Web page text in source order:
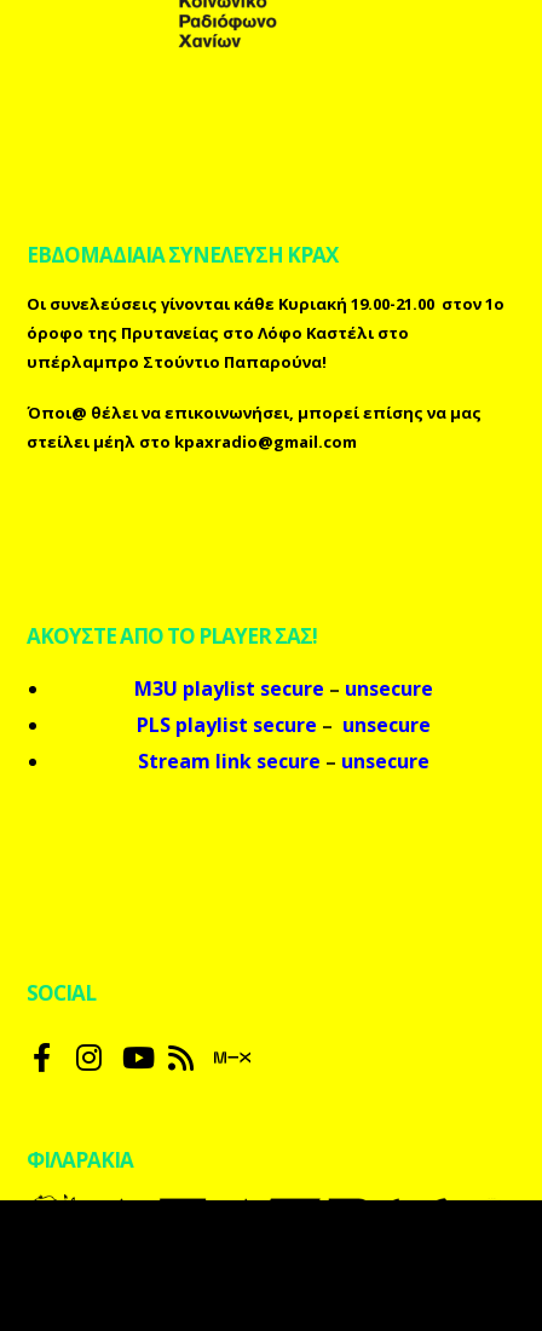
ΕΒΔΟΜΑΔΙΑΙΑ ΣΥΝΕΛΕΥΣΗ ΚΡΑΧ
Οι συνελεύσεις γίνονται κάθε Κυριακή 19.00-21.00 στον 1ο
όροφο της Πρυτανείας στο Λόφο Καστέλι στο
υπέρλαμπρο Στούντιο Παπαρούνα!
Όποι@ θέλει να επικοινωνήσει, μπορεί επίσηςνα μας
στείλει μέηλ στο kpaxradio@gmail.com
ΑΚΟΥΣΤΕ ΑΠΟ ΤΟ PLAYER ΣΑΣ!
M3U playlist secure – unsecure
PLS playlist secure – unsecure
Stream link secure – unsecure
SOCIAL
ΦΙΛΑΡΑΚΙΑ